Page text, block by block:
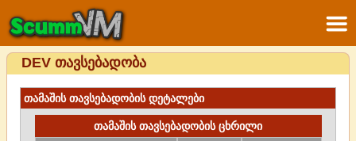
DEV თავსებადობა
თამაშის თავსებადობის დეტალები
თამაშის თავსებადობის ცხრილი